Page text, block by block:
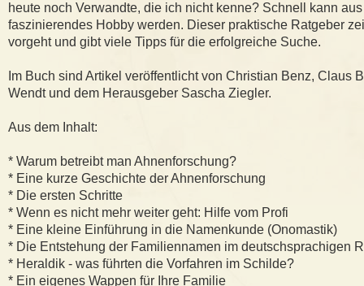
heute noch Verwandte, die ich nicht kenne? Schnell kann
faszinierendes Hobby werden. Dieser praktische Ratgeber
vorgeht und gibt viele Tipps für die erfolgreiche Suche.
Im Buch sind Artikel veröffentlicht von Christian Benz, Claus
Wendt und dem Herausgeber Sascha Ziegler.
Aus dem Inhalt:
* Warum betreibt man Ahnenforschung?
* Eine kurze Geschichte der Ahnenforschung
* Die ersten Schritte
* Wenn es nicht mehr weiter geht: Hilfe vom Profi
* Eine kleine Einführung in die Namenkunde (Onomastik)
* Die Entstehung der Familiennamen im deutschsprachigen
* Heraldik - was führten die Vorfahren im Schilde?
* Ein eigenes Wappen für Ihre Familie